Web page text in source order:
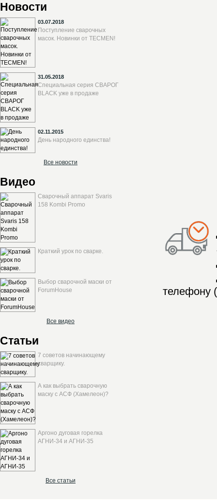
Новости
03.07.2018
Поступление сварочных
масок. Новинки от TECMEN!
31.05.2018
Специальная серия СВАРОГ
BLACK уже в продаже
02.11.2015
День народного единства!
Все новости
Видео
Сварочный аппарат Svaris
158 Kombi Promo
Краткий урок по сварке.
Выбор сварочной маски от
ForumHouse
Все видео
Статьи
7 советов начинающему
сварщику.
А как выбрать сварочную
маску с АСФ (Хамелеон)?
Аргоно дуговая горелка
АГНИ-34 и АГНИ-35
Все статьи
телефону